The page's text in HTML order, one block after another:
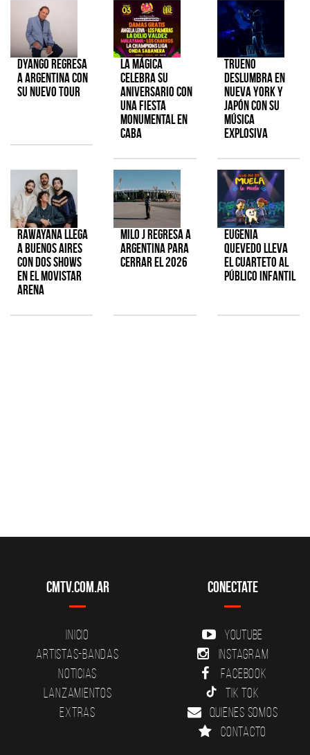
Dyango regresa
a Argentina con
su nuevo tour
La Mágica
celebra su
aniversario con
una fiesta
monumental en
CABA
TRUENO
deslumbra en
Nueva York y
Japón con su
música
explosiva
Rawayana llega
a Buenos Aires
con dos shows
en el Movistar
Arena
Milo J regresa a
Argentina para
cerrar el 2026
Eugenia
Quevedo lleva
el cuarteto al
público infantil
CMTV.com.ar
Inicio
Artistas-Bandas
Noticias
Lanzamientos
Extras
Conectate
YouTube
Instagram
Facebook
Tik Tok
Quienes somos
Contacto